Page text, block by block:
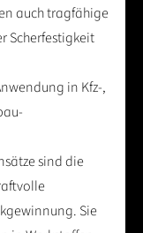
auch tragfähige
Scherfestigkeit
in Kfz-,
sind die
Sie